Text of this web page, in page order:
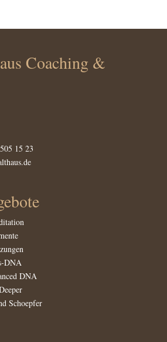
Coaching &
15 23
DNA
DNA
Schoepfer